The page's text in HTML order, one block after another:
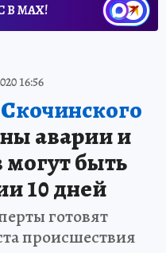
В МАХ!
16:56
аварии и
могут быть
10 дней
готовят
происшествия